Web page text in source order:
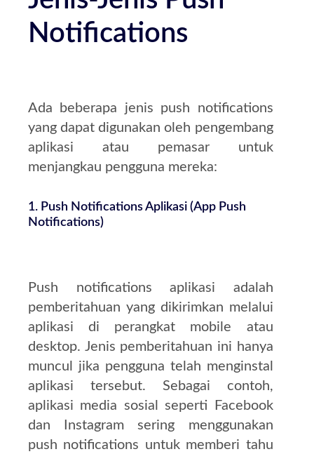
Notifications
Ada beberapa jenis push notifications
yang dapat digunakan oleh pengembang
aplikasi atau pemasar untuk
menjangkau pengguna mereka:
1. Push Notifications Aplikasi (App Push
Notifications)
Push notifications aplikasi adalah
pemberitahuan yang dikirimkan melalui
aplikasi di perangkat mobile atau
desktop. Jenis pemberitahuan ini hanya
muncul jika pengguna telah menginstal
aplikasi tersebut. Sebagai contoh,
aplikasi media sosial seperti Facebook
dan Instagram sering menggunakan
push notifications untuk memberi tahu